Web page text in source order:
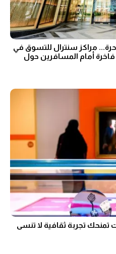
مراكز سنترال للتسوق في
فاخرة أمام المسافرين حول
تمنحك تجربة ثقافية لا تنسى